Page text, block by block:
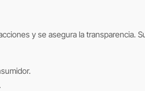
y se asegura la transparencia.